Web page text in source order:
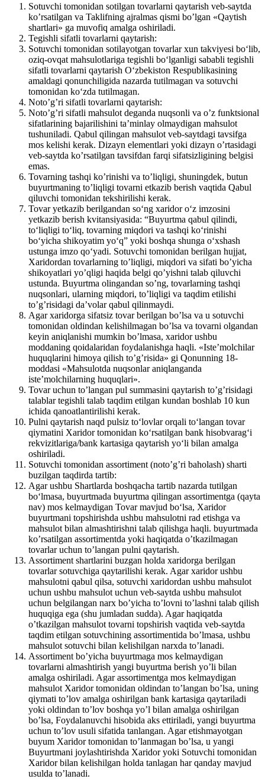
Sotuvchi tomonidan sotilgan tovarlarni qaytarish veb-saytda
ko’rsatilgan va Taklifning ajralmas qismi bo’lgan «Qaytish
shartlari» ga muvofiq amalga oshiriladi.
Tegishli sifatli tovarlarni qaytarish:
Sotuvchi tomonidan sotilayotgan tovarlar xun takviyesi bo‘lib,
oziq-ovqat mahsulotlariga tegishli bo‘lganligi sababli tegishli
sifatli tovarlarni qaytarish O‘zbekiston Respublikasining
amaldagi qonunchiligida nazarda tutilmagan va sotuvchi
tomonidan ko‘zda tutilmagan.
Noto’g’ri sifatli tovarlarni qaytarish:
Noto’g’ri sifatli mahsulot deganda nuqsonli va o’z funktsional
sifatlarining bajarilishini ta’minlay olmaydigan mahsulot
tushuniladi. Qabul qilingan mahsulot veb-saytdagi tavsifga
mos kelishi kerak. Dizayn elementlari yoki dizayn o’rtasidagi
veb-saytda ko’rsatilgan tavsifdan farqi sifatsizligining belgisi
emas.
Tovarning tashqi ko’rinishi va to’liqligi, shuningdek, butun
buyurtmaning to’liqligi tovarni etkazib berish vaqtida Qabul
qiluvchi tomonidan tekshirilishi kerak.
Tovar yetkazib berilgandan so‘ng xaridor o‘z imzosini
yetkazib berish kvitansiyasida: “Buyurtma qabul qilindi,
to‘liqligi to‘liq, tovarning miqdori va tashqi ko‘rinishi
bo‘yicha shikoyatim yo‘q” yoki boshqa shunga o‘xshash
ustunga imzo qo‘yadi. Sotuvchi tomonidan berilgan hujjat,
Xaridordan tovarlarning to’liqligi, miqdori va sifati bo’yicha
shikoyatlari yo’qligi haqida belgi qo’yishni talab qiluvchi
ustunda. Buyurtma olingandan so’ng, tovarlarning tashqi
nuqsonlari, ularning miqdori, to’liqligi va taqdim etilishi
to’g’risidagi da’volar qabul qilinmaydi.
Agar xaridorga sifatsiz tovar berilgan bo’lsa va u sotuvchi
tomonidan oldindan kelishilmagan bo’lsa va tovarni olgandan
keyin aniqlanishi mumkin bo’lmasa, xaridor ushbu
moddaning qoidalaridan foydalanishga haqli. «Iste’molchilar
huquqlarini himoya qilish to’g’risida» gi Qonunning 18-
moddasi «Mahsulotda nuqsonlar aniqlanganda
iste’molchilarning huquqlari».
Tovar uchun to’langan pul summasini qaytarish to’g’risidagi
talablar tegishli talab taqdim etilgan kundan boshlab 10 kun
ichida qanoatlantirilishi kerak.
Pulni qaytarish naqd pulsiz to‘lovlar orqali to‘langan tovar
qiymatini Xaridor tomonidan ko‘rsatilgan bank hisobvarag‘i
rekvizitlariga/bank kartasiga qaytarish yo‘li bilan amalga
oshiriladi.
Sotuvchi tomonidan assortiment (noto’g’ri baholash) sharti
buzilgan taqdirda tartib:
Agar ushbu Shartlarda boshqacha tartib nazarda tutilgan
bo‘lmasa, buyurtmada buyurtma qilingan assortimentga (qayta
nav) mos kelmaydigan Tovar mavjud bo‘lsa, Xaridor
buyurtmani topshirishda ushbu mahsulotni rad etishga va
mahsulot bilan almashtirishni talab qilishga haqli. buyurtmada
ko’rsatilgan assortimentda yoki haqiqatda o’tkazilmagan
tovarlar uchun to’langan pulni qaytarish.
Assortiment shartlarini buzgan holda xaridorga berilgan
tovarlar sotuvchiga qaytarilishi kerak. Agar xaridor ushbu
mahsulotni qabul qilsa, sotuvchi xaridordan ushbu mahsulot
uchun ushbu mahsulot uchun veb-saytda ushbu mahsulot
uchun belgilangan narx bo’yicha to’lovni to’lashni talab qilish
huquqiga ega (shu jumladan sudda). Agar haqiqatda
o’tkazilgan mahsulot tovarni topshirish vaqtida veb-saytda
taqdim etilgan sotuvchining assortimentida bo’lmasa, ushbu
mahsulot sotuvchi bilan kelishilgan narxda to’lanadi.
Assortiment bo’yicha buyurtmaga mos kelmaydigan
tovarlarni almashtirish yangi buyurtma berish yo’li bilan
amalga oshiriladi. Agar assortimentga mos kelmaydigan
mahsulot Xaridor tomonidan oldindan to’langan bo’lsa, uning
qiymati to’lov amalga oshirilgan bank kartasiga qaytariladi
yoki oldindan to’lov boshqa yo’l bilan amalga oshirilgan
bo’lsa, Foydalanuvchi hisobida aks ettiriladi, yangi buyurtma
uchun to’lov usuli sifatida tanlangan. Agar etishmayotgan
buyum Xaridor tomonidan to’lanmagan bo’lsa, u yangi
Buyurtmani joylashtirishda Xaridor yoki Sotuvchi tomonidan
Xaridor bilan kelishilgan holda tanlagan har qanday mavjud
usulda to’lanadi.